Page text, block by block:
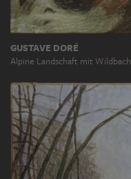
GUSTAVE DORÉ
Alpine Landschaft mit Wildbach